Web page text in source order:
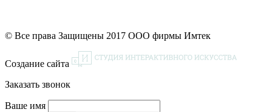
© Все права Защищены 2017 ООО фирмы Имтек
Создание сайта
Заказать звонок
Ваше имя